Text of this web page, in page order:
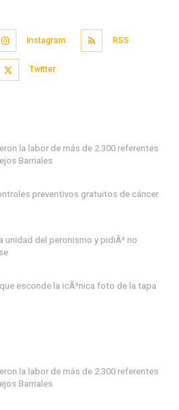
Instagram RSS
Twitter
la labor de más de 2.300 referentes
Barriales
preventivos gratuitos de cáncer
unidad del peronismo y pidiÃ³ no
esconde la icÃ³nica foto de la tapa
la labor de más de 2.300 referentes
Barriales